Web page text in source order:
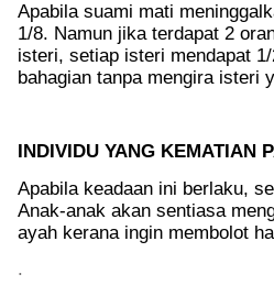
Apabila suami mati
1/8. Namun jika terdapat 2
isteri, setiap isteri mendapat
bahagian tanpa mengira isteri
INDIVIDU YANG KEMATIAN
Apabila keadaan ini berlaku,
Anak-anak akan sentiasa
ayah kerana ingin membolot
.